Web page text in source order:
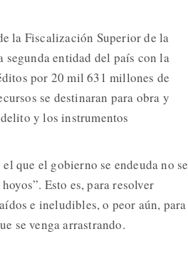
la Fiscalización Superior de la
segunda entidad del país con la
por 20 mil 631 millones de
se destinaran para obra y
y los instrumentos
que el gobierno se endeuda no se
Esto es, para resolver
e ineludibles, o peor aún, para
se venga arrastrando.